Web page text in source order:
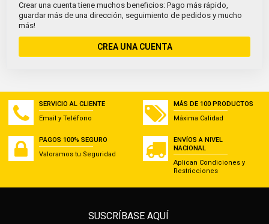
Crear una cuenta tiene muchos beneficios: Pago más rápido,
guardar más de una dirección, seguimiento de pedidos y mucho
más!
CREA UNA CUENTA
SERVICIO AL CLIENTE
Email y Teléfono
MÁS DE 100 PRODUCTOS
Máxima Calidad
PAGOS 100% SEGURO
Valoramos tu Seguridad
ENVÍOS A NIVEL
NACIONAL
Aplican Condiciones y
Restricciones
SUSCRÍBASE AQUÍ